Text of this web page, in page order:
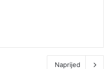
Naprijed